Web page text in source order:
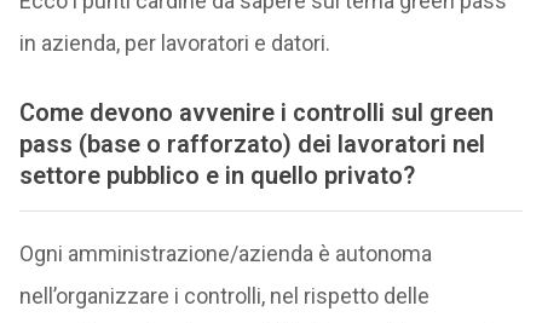
in azienda, per lavoratori e datori.
Come devono avvenire i controlli sul green
pass (base o rafforzato) dei lavoratori nel
settore pubblico e in quello privato?
Ogni amministrazione/azienda è autonoma
nell’organizzare i controlli, nel rispetto delle